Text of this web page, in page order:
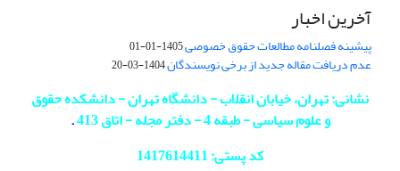
آخرین اخبار
پیشینه فصلنامه مطالعات حقوق خصوصی1405-01-01
عدم دریافت مقاله جدید از برخی نویسندگان1404-03-20
نشانی: تهران، خیابان انقلاب - دانشگاه تهران - دانشکده حقوق
و علوم سیاسی - طبقه 4 - دفتر مجله - اتاق 413
.
کد پستی: 1417614411